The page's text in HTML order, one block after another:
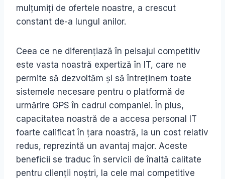
mulțumiți de ofertele noastre, a crescut
constant de-a lungul anilor.
Ceea ce ne diferențiază în peisajul competitiv
este vasta noastră expertiză în IT, care ne
permite să dezvoltăm și să întreținem toate
sistemele necesare pentru o platformă de
urmărire GPS în cadrul companiei. În plus,
capacitatea noastră de a accesa personal IT
foarte calificat în țara noastră, la un cost relativ
redus, reprezintă un avantaj major. Aceste
beneficii se traduc în servicii de înaltă calitate
pentru clienții noștri, la cele mai competitive